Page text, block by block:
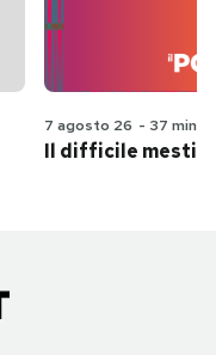
7 agosto 26 - 37 min
Il difficile